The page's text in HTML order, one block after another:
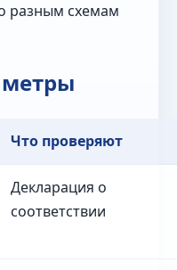
разным схемам
Что проверяют
Декларация о
соответствии